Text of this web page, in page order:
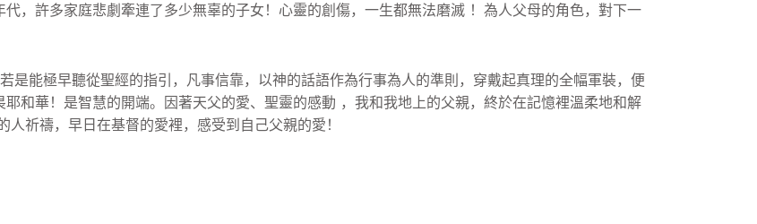
，許多家庭悲劇牽連了多少無辜的子女！ 心靈的創傷，一生都無法磨滅 ！為人父母的角色，對下一
能極早聽從聖經的指引，凡事信靠， 以神的話語作為行事為人的準則，穿戴起真理的全幅軍裝， 便
和華！ 是智慧的開端。因著天父的愛、聖靈的感動 ，我和我地上的父親，終於在記憶裡溫柔地和解
祈禱， 早日在基督的愛裡，感受到自己父親的愛！